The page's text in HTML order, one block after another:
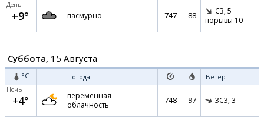
День
+9° пасмурно 747 88 СЗ, 5
порывы 10
Суббота, 15 Августа
°C Погода Ветер
Ночь
+4°
переменная
облачность
748 97 ЗСЗ, 3